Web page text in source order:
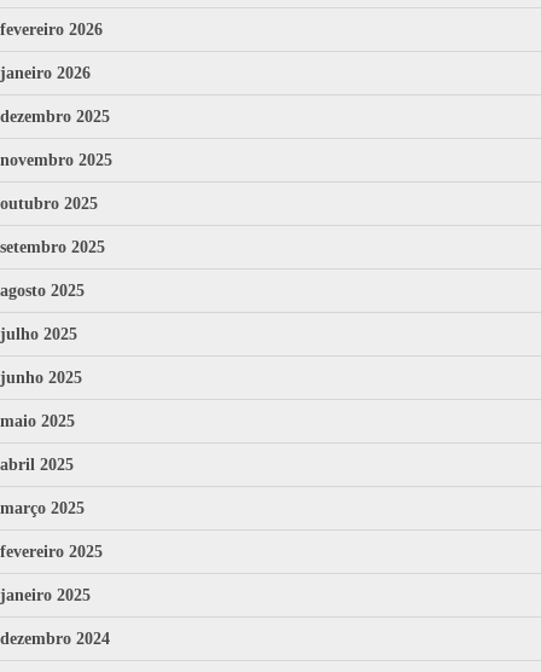
fevereiro 2026
janeiro 2026
dezembro 2025
novembro 2025
outubro 2025
setembro 2025
agosto 2025
julho 2025
junho 2025
maio 2025
abril 2025
março 2025
fevereiro 2025
janeiro 2025
dezembro 2024